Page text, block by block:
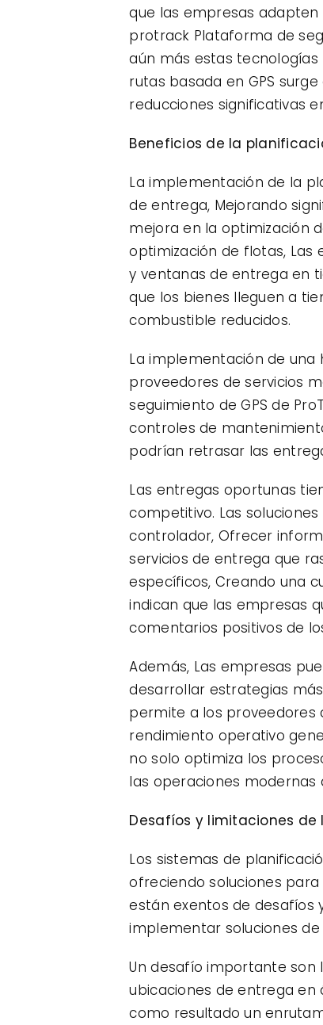
que las empresas adapten
protrack Plataforma de
aún más estas tecnologías
rutas basada en GPS
reducciones significativas
Beneficios de la
La implementación de la
de entrega, Mejorando
mejora en la optimización
optimización de flotas,
y ventanas de entrega en
que los bienes lleguen a
combustible reducidos.
La implementación de una
proveedores de servicios
seguimiento de GPS de
controles de
podrían retrasar las
Las entregas oportunas
competitivo. Las
controlador, Ofrecer
servicios de entrega que
específicos, Creando una
indican que las empresas
comentarios positivos de
Además, Las empresas
desarrollar estrategias
permite a los proveedores
rendimiento operativo
no solo optimiza los
las operaciones modernas
Desafíos y limitaciones de
Los sistemas de
ofreciendo soluciones
están exentos de desafíos
implementar soluciones
Un desafío importante son
ubicaciones de entrega
como resultado un